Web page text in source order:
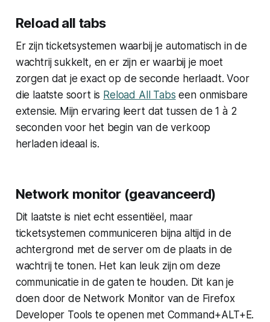
Reload all tabs
Er zijn ticketsystemen waarbij je automatisch in de
wachtrij sukkelt, en er zijn er waarbij je moet
zorgen dat je exact op de seconde herlaadt. Voor
die laatste soort is Reload All Tabs een onmisbare
extensie. Mijn ervaring leert dat tussen de 1 à 2
seconden voor het begin van de verkoop
herladen ideaal is.
Network monitor (geavanceerd)
Dit laatste is niet echt essentiëel, maar
ticketsystemen communiceren bijna altijd in de
achtergrond met de server om de plaats in de
wachtrij te tonen. Het kan leuk zijn om deze
communicatie in de gaten te houden. Dit kan je
doen door de Network Monitor van de Firefox
Developer Tools te openen met Command+ALT+E.